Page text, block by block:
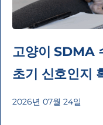
고양이 SDMA
초기 신호인지
2026년 07월 24일